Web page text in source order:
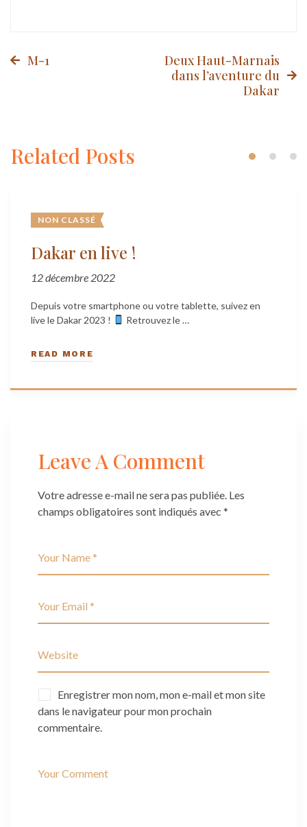
Post
M-1
Deux Haut-Marnais
dans l’aventure du
Dakar
Related Posts
NON CLASSÉ
Dakar en live !
12 décembre 2022
Depuis votre smartphone ou votre tablette, suivez en
live le Dakar 2023 !
Retrouvez le …
READ MORE
Leave A Comment
Votre adresse e-mail ne sera pas publiée. Les
champs obligatoires sont indiqués avec *
Enregistrer mon nom, mon e-mail et mon site
dans le navigateur pour mon prochain
commentaire.